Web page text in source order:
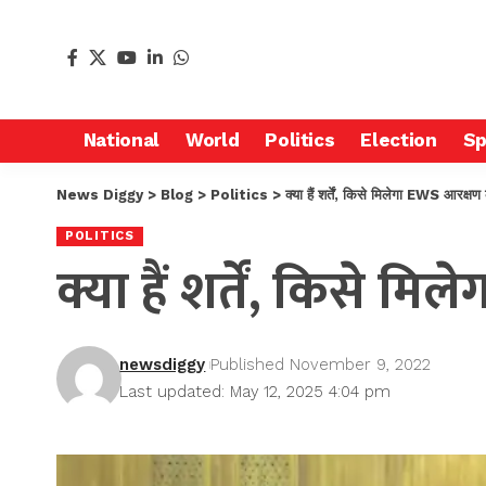
National World Politics Election
News Diggy> Blog > Politics > क्या हैं शर्तें, किसे मिलेगा EWS
POLITICS
क्या हैं शर्तें, किसे
Last updated: May 12, 2025 4:04 pm
newsdiggy Published November 9, 2022